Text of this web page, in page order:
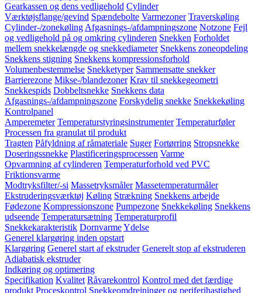
Gearkassen og dens vedligehold Cylinder
Værktøjsflange/gevind Spændebolte Varmezoner Traverskøling
Cylinder-/zonekøling Afgasnings-/afdampningszone Notzone Fejl
og vedligehold på og omkring cylinderen Snekken Forholdet
mellem snekkelængde og snekkediameter Snekkens zoneopdeling
Snekkens stigning Snekkens kompressionsforhold
Volumenbestemmelse Snekketyper Sammensatte snekker
Barrierezone Mikse-/blandezoner Krav til snekkegeometri
Snekkespids Dobbeltsnekke Snekkens data
Afgasnings-/afdampningszone Forskydelig snekke Snekkekøling
Kontrolpanel
Amperemeter Temperaturstyringsinstrumenter Temperaturføler
Processen fra granulat til produkt
Tragten Påfyldning af råmateriale Suger Fortørring Stropsnekke
Doseringssnekke Plastificeringsprocessen Varme
Opvarmning af cylinderen Temperaturforhold ved PVC
Friktionsvarme
Modtryksfilter/-si Massetryksmåler Massetemperaturmåler
Ekstruderingsværktøj Køling Strækning Snekkens arbejde
Fødezone Kompressionszone Pumpezone Snekkekøling Snekkens
udseende Temperatursætning Temperaturprofil
Snekkekarakteristik DornvarmeYdelse
Generel klargøring inden opstart
Klargøring Generel start af ekstruder Generelt stop af ekstruderen
Adiabatisk ekstruder
Indkøring og optimering
Specifikation Kvalitet Råvarekontrol Kontrol med det færdige
produkt Proceskontrol Snekkeomdrejninger og periferihastighed